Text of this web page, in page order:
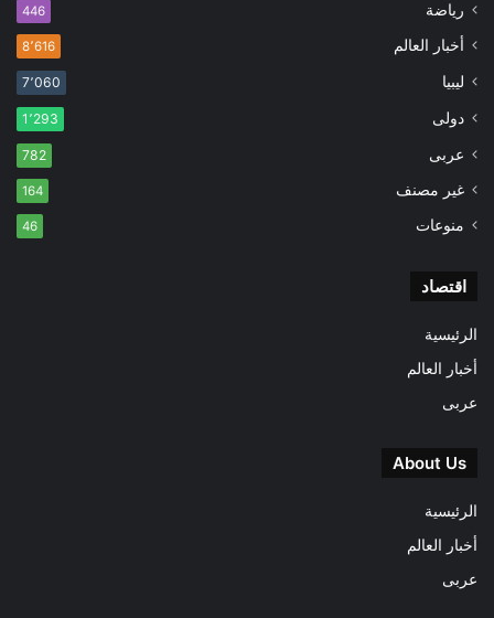
رياضة 446
أخبار العالم 8٬616
ليبيا 7٬060
دولى 1٬293
عربى 782
غير مصنف 164
منوعات 46
اقتصاد
الرئيسية
أخبار العالم
عربى
About Us
الرئيسية
أخبار العالم
عربى